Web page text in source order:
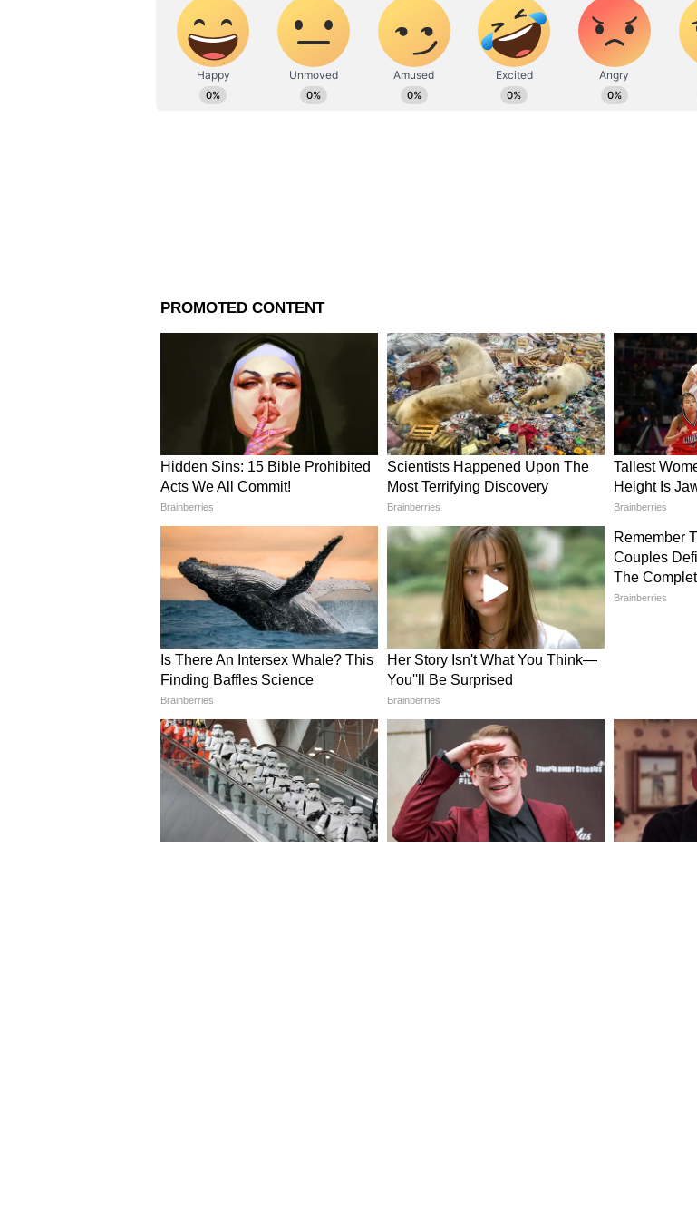
মেডেন-সহ ৩৪ রান দিয়ে ৩ উইকেট নেন মিচেল স্টার্ক। ৯.৪ ওভার বোলিং করে
ট্রেভিস হেড।
আরও খবরের আপডেট পেতে চোখ রাখুন আমাদের হোয়াটসঅ্যাপ চ্যানেলে,
এখানে।
আরও পড়ুন-
India Vs New Zealand: ভারতের সাফল্যে ঈর্ষা চরমে, নতুন অভিযোগ
Mohammed Shami: 'মরে যাব তবু দেশের সঙ্গে বেইমানি করব না,' ৫ বছর
বলেছিলেন শামি, ভাইরাল ভিডিও